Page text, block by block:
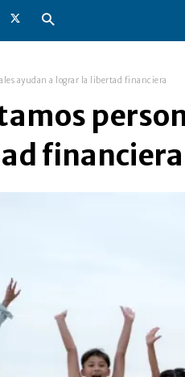
ayudan a lograr la libertad financiera
financiera